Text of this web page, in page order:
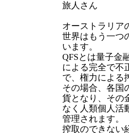
旅人さん
オーストラリア
世界はもう一つ
います。
QFSとは量子金
による完全で不
で、権力による
その場合、各国
貨となり、その
なく人類個人活
管理されます。
搾取のできない